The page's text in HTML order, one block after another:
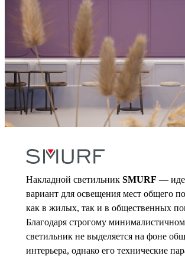
Накладной светильник SMURF —
вариант для освещения мест общего
как в жилых, так и в общественных
Благодаря строгому
светильник не выделяется на фоне
интерьера, однако его технические